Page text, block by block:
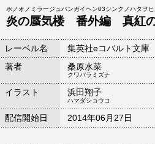
ホノオノミラージュバンガイヘン03シンクノハタヲ
炎の蜃気楼 番外編 真紅
レーベル名
集英社eコバルト文庫
著者
桑原水菜
クワバラミズナ
イラスト 浜田翔子
ハマダショウコ
配信開始日 2014年06月27日